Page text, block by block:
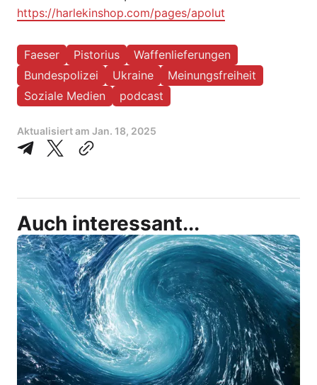
https://harlekinshop.com/pages/apolut
Faeser Pistorius
Waffenlieferungen
Bundespolizei
Ukraine
Meinungsfreiheit
Soziale Medien
podcast
Aktualisiert am Jan. 18, 2025
Auch interessant...